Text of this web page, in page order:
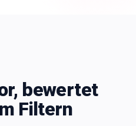
bewertet
Filtern